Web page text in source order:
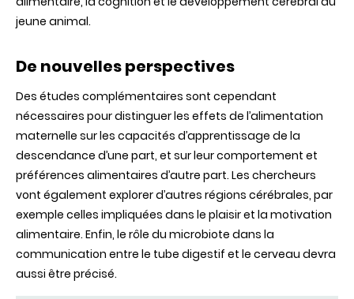
jeune animal.
De nouvelles perspectives
Des études complémentaires sont cependant
nécessaires pour distinguer les effets de l’alimentation
maternelle sur les capacités d’apprentissage de la
descendance d’une part, et sur leur comportement et
préférences alimentaires d’autre part. Les chercheurs
vont également explorer d’autres régions cérébrales, par
exemple celles impliquées dans le plaisir et la motivation
alimentaire. Enfin, le rôle du microbiote dans la
communication entre le tube digestif et le cerveau devra
aussi être précisé.